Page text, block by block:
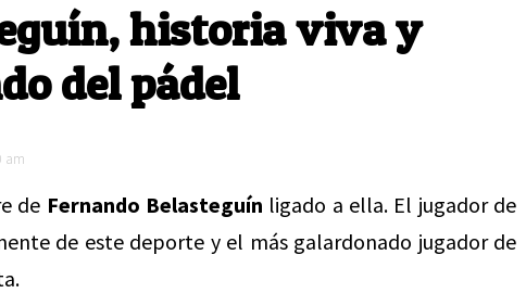
historia viva y
del pádel
am
de Fernando Belasteguín ligado a ella. El jugador de
de este deporte y el más galardonado jugador de